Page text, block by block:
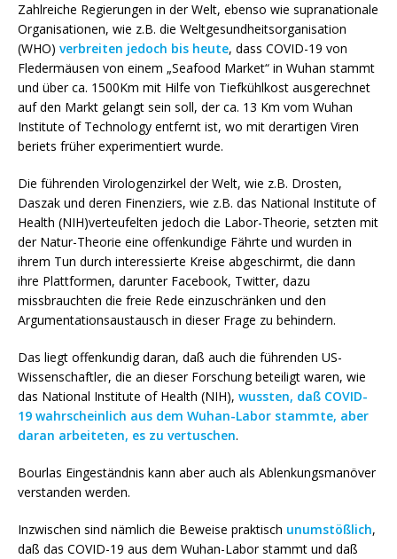
Zahlreiche Regierungen in der Welt, ebenso wie supranationale
Organisationen, wie z.B. die Weltgesundheitsorganisation
(WHO) verbreiten jedoch bis heute, dass COVID-19 von
Fledermäusen von einem „Seafood Market“ in Wuhan stammt
und über ca. 1500Km mit Hilfe von Tiefkühlkost ausgerechnet
auf den Markt gelangt sein soll, der ca. 13 Km vom Wuhan
Institute of Technology entfernt ist, wo mit derartigen Viren
beriets früher experimentiert wurde.
Die führenden Virologenzirkel der Welt, wie z.B. Drosten,
Daszak und deren Finenziers, wie z.B. das National Institute of
Health (NIH)verteufelten jedoch die Labor-Theorie, setzten mit
der Natur-Theorie eine offenkundige Fährte und wurden in
ihrem Tun durch interessierte Kreise abgeschirmt, die dann
ihre Plattformen, darunter Facebook, Twitter, dazu
missbrauchten die freie Rede einzuschränken und den
Argumentationsaustausch in dieser Frage zu behindern.
Das liegt offenkundig daran, daß auch die führenden US-
Wissenschaftler, die an dieser Forschung beteiligt waren, wie
das National Institute of Health (NIH), wussten, daß COVID-
19 wahrscheinlich aus dem Wuhan-Labor stammte, aber
daran arbeiteten, es zu vertuschen.
Bourlas Eingeständnis kann aber auch als Ablenkungsmanöver
verstanden werden.
Inzwischen sind nämlich die Beweise praktisch unumstößlich,
daß das COVID-19 aus dem Wuhan-Labor stammt und daß